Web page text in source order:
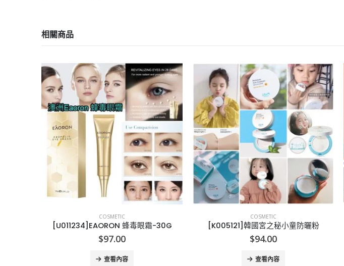
相關商品
COSMETIC
[U011234]EAORON 蜂毒眼霜-30G
$97.00
查看內容
COSMETIC
[K005121]韓國宮之秘小童防曬粉
$94.00
查看內容